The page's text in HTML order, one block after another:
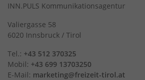
INN.PULS Kommunikationsagentur
Valiergasse 58
6020 Innsbruck / Tirol
Tel.: +43 512 370325
Mobil: +43 699 13703250
E-Mail: marketing@freizeit-tirol.at